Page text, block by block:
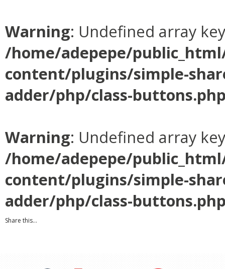
Warning: Undefined array
/home/adepepe/
content/plugins/simple-
adder/php/class-
Warning: Undefined array
/home/adepepe/
content/plugins/simple-
adder/php/class-
Share this...